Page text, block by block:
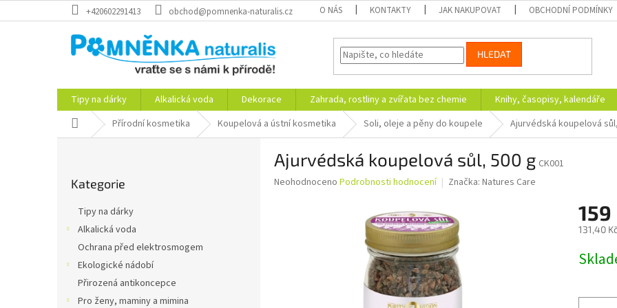
na
+420602291413 obchod@pomnenka-naturalis.cz O NÁS KONTAKTY JAK NAKUPOVAT OBCHODNÍ PODMÍNKY
HLEDAT
Tipy na dárky Alkalická voda Dekorace Zahrada, rostliny a zvířata bez chemie Knihy, časopisy, kalendáře
Domů Přírodní kosmetika Koupelová a ústní kosmetika Soli, oleje a pěny do koupele Ajurvédská koupelová
kategorie
Kategorie
Tipy na dárky
Alkalická voda
Ochrana před elektrosmogem
Ekologické nádobí
Přirozená antikoncepce
Pro ženy, maminy a mimina
Ajurvédská koupelová sůl, 500 g CK001
Průměrné
Neohodnoceno Podrobnosti hodnocení Značka: Natures Care
159
131,40
cena: